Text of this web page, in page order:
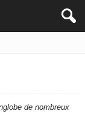
de nombreux